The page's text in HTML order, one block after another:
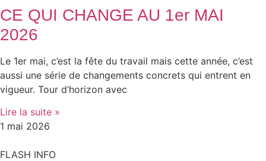
CE QUI CHANGE AU 1er MAI
2026
Le 1er mai, c’est la fête du travail mais cette année, c’est
aussi une série de changements concrets qui entrent en
vigueur. Tour d’horizon avec
Lire la suite »
1 mai 2026
FLASH INFO